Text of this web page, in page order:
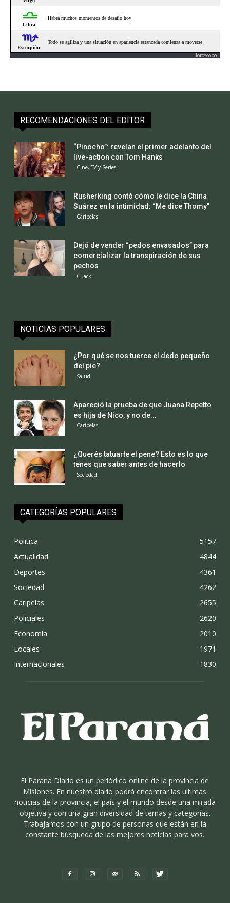
Horoscopo
RECOMENDACIONES DEL EDITOR
“Pinocho”: revelan el primer adelanto del
live-action con Tom Hanks
Cine, TV y Series
Rusherking contó cómo le dice la China
Suárez en la intimidad: “Me dice Thomy”
Caripelas
Dejó de vender “pedos envasados” para
comercializar la transpiración de sus
pechos
Cuack!
NOTICIAS POPULARES
¿Por qué se nos tuerce el dedo pequeño
del pie?
Salud
Apareció la prueba de que Juana Repetto
es hija de Nico, y no de...
Caripelas
¿Querés tatuarte el pene? Esto es lo que
tenes que saber antes de hacerlo
Sociedad
CATEGORÍAS POPULARES
Politica
5157
Actualidad
4844
Deportes
4361
Sociedad
4262
Caripelas
2655
Policiales
2620
Economia
2010
Locales
1971
Internacionales
1830
El Parana Diario es un periódico online de la provincia de
Misiones. En nuestro diario podrá encontrar las ultimas
noticias de la provincia, el país y el mundo desde una mirada
objetiva y con una gran diversidad de temas y categorías.
Trabajamos con un grupo de personas que están en la
constante búsqueda de las mejores noticias para vos.